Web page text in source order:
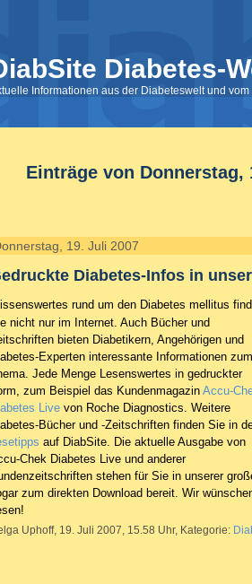
Diabetes-
Informationen aus der Diabeteswelt und
Einträge von Donnerstag,
19. Juli 2007
Diabetes-Infos in
rund um den Diabetes mellitus
nicht nur im Internet. Auch Bücher und
bieten Diabetikern, Angehörigen und
Experten interessante Informationen zum
Jede Menge Lesenswertes in gedruckter
zum Beispiel das Kundenmagazin Accu-
Live von Roche Diagnostics. Weitere
Bücher und -Zeitschriften finden Sie in
auf DiabSite. Die aktuelle Ausgabe von
Chek Diabetes Live und anderer
stehen für Sie in unserer
zum direkten Download bereit. Wir
Uphoff, 19. Juli 2007, 15.58 Uhr, Kategorie: